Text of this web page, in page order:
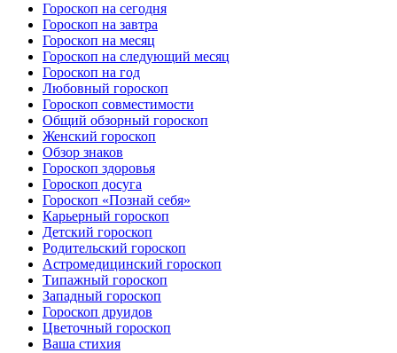
Гороскоп на сегодня
Гороскоп на завтра
Гороскоп на месяц
Гороскоп на следующий месяц
Гороскоп на год
Любовный гороскоп
Гороскоп совместимости
Общий обзорный гороскоп
Женский гороскоп
Обзор знаков
Гороскоп здоровья
Гороскоп досуга
Гороскоп «Познай себя»
Карьерный гороскоп
Детский гороскоп
Родительский гороскоп
Астромедицинский гороскоп
Типажный гороскоп
Западный гороскоп
Гороскоп друидов
Цветочный гороскоп
Ваша стихия